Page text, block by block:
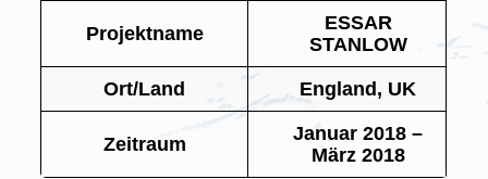
Projektname
ESSAR
STANLOW
Ort/Land England, UK
Zeitraum
Januar 2018 –
März 2018